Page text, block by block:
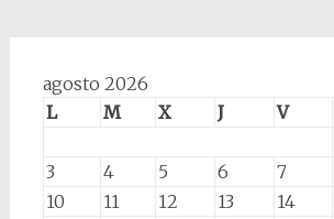
agosto 2026
L
M X J V
3
4 5 6 7
10
11 12 13 14